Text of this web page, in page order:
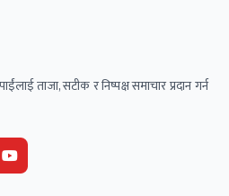
ताजा, सटीक र निष्पक्ष समाचार प्रदान गर्न